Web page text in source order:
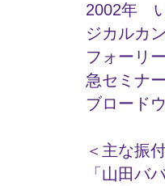
2002年
ジカルカ
フォーリ
急セミナ
ブロード
＜主な振
「山田バ